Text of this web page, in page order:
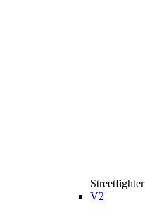
Streetfighter
V2